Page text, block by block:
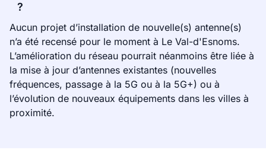
?
Aucun projet d’installation de nouvelle(s) antenne(s)
n’a été recensé pour le moment à Le Val-d'Esnoms.
L’amélioration du réseau pourrait néanmoins être liée à
la mise à jour d’antennes existantes (nouvelles
fréquences, passage à la 5G ou à la 5G+) ou à
l’évolution de nouveaux équipements dans les villes à
proximité.